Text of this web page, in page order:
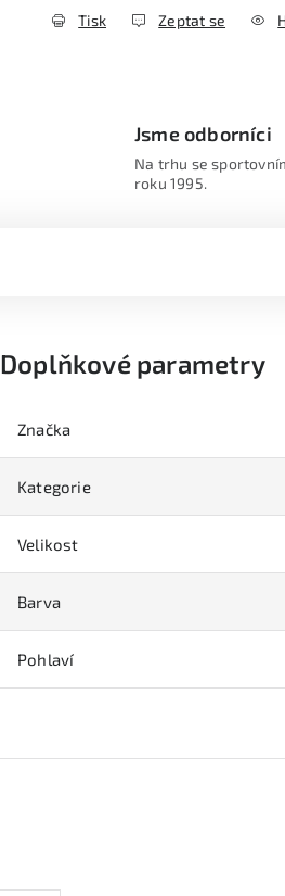
Tisk Zeptat se
Jsme odborníci
Na trhu se
roku 1995.
Doplňkové parametry
Značka
Kategorie
Velikost
Barva
Pohlaví